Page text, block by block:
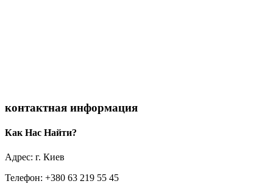
контактная информация
Как Нас Найти?
Адрес: г. Киев
Телефон: +380 63 219 55 45